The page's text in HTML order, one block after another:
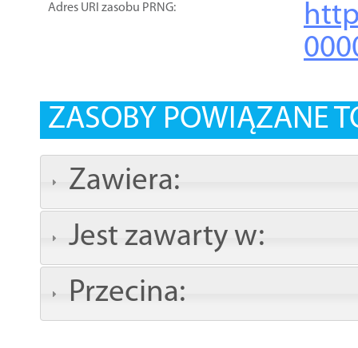
Adres URI zasobu PRNG:
ZASOBY POWIĄZANE
Zawiera:
Jest zawarty w:
Przecina: